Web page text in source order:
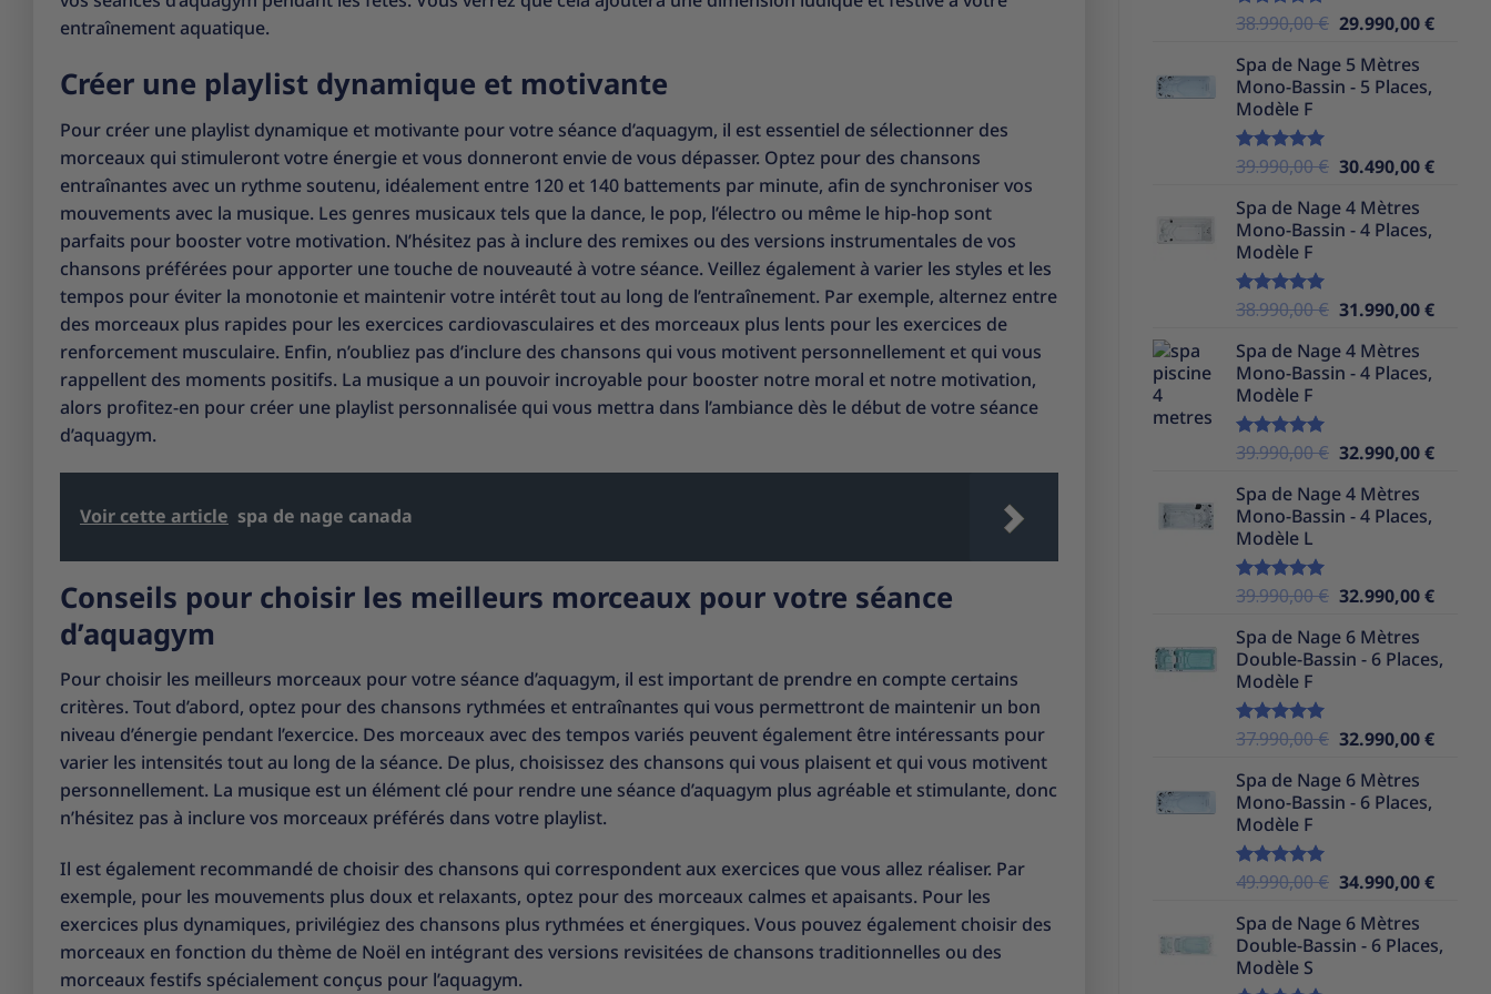
entraînement aquatique.
Créer une playlist dynamique et motivante
Pour créer une playlist dynamique et motivante pour votre séance d’aquagym, il est essentiel de sélectionner des
morceaux qui stimuleront votre énergie et vous donneront envie de vous dépasser. Optez pour des chansons
entraînantes avec un rythme soutenu, idéalement entre 120 et 140 battements par minute, afin de synchroniser vos
mouvements avec la musique. Les genres musicaux tels que la dance, le pop, l’électro ou même le hip-hop sont
parfaits pour booster votre motivation. N’hésitez pas à inclure des remixes ou des versions instrumentales de vos
chansons préférées pour apporter une touche de nouveauté à votre séance. Veillez également à varier les styles et les
tempos pour éviter la monotonie et maintenir votre intérêt tout au long de l’entraînement. Par exemple, alternez entre
des morceaux plus rapides pour les exercices cardiovasculaires et des morceaux plus lents pour les exercices de
renforcement musculaire. Enfin, n’oubliez pas d’inclure des chansons qui vous motivent personnellement et qui vous
rappellent des moments positifs. La musique a un pouvoir incroyable pour booster notre moral et notre motivation,
alors profitez-en pour créer une playlist personnalisée qui vous mettra dans l’ambiance dès le début de votre séance
d’aquagym.
Voir cette article spa de nage canada
Conseils pour choisir les meilleurs morceaux pour votre séance
d’aquagym
Pour choisir les meilleurs morceaux pour votre séance d’aquagym, il est important de prendre en compte certains
critères. Tout d’abord, optez pour des chansons rythmées et entraînantes qui vous permettront de maintenir un bon
niveau d’énergie pendant l’exercice. Des morceaux avec des tempos variés peuvent également être intéressants pour
varier les intensités tout au long de la séance. De plus, choisissez des chansons qui vous plaisent et qui vous motivent
personnellement. La musique est un élément clé pour rendre une séance d’aquagym plus agréable et stimulante, donc
n’hésitez pas à inclure vos morceaux préférés dans votre playlist.
Il est également recommandé de choisir des chansons qui correspondent aux exercices que vous allez réaliser. Par
exemple, pour les mouvements plus doux et relaxants, optez pour des morceaux calmes et apaisants. Pour les
exercices plus dynamiques, privilégiez des chansons plus rythmées et énergiques. Vous pouvez également choisir des
morceaux en fonction du thème de Noël en intégrant des versions revisitées de chansons traditionnelles ou des
morceaux festifs spécialement conçus pour l’aquagym.
Note5.00
38.990,00€ Le
initial
était :
29.990,00€Le
Spa de Nage 5 Mètres
Mono-Bassin - 5 Places,
Modèle F
Note5.00
39.990,00€ Le
initial
était :
30.490,00€Le
Spa de Nage 4 Mètres
Mono-Bassin - 4 Places,
Modèle F
Note5.00
38.990,00€ Le
initial
était :
31.990,00€Le
Spa de Nage 4 Mètres
Mono-Bassin - 4 Places,
Modèle F
Note5.00
39.990,00€ Le
initial
était :
32.990,00€Le
Spa de Nage 4 Mètres
Mono-Bassin - 4 Places,
Modèle L
Note5.00
39.990,00€ Le
initial
était :
32.990,00€Le
est :
Spa de Nage 6 Mètres
Double-Bassin - 6 Places,
Modèle F
Note5.00
37.990,00€ Le
initial
était :
32.990,00€Le
Spa de Nage 6 Mètres
Mono-Bassin - 6 Places,
Modèle F
Note5.00
49.990,00€ Le
initial
était :
34.990,00€Le
est :
Spa de Nage 6 Mètres
Double-Bassin - 6 Places,
Modèle S